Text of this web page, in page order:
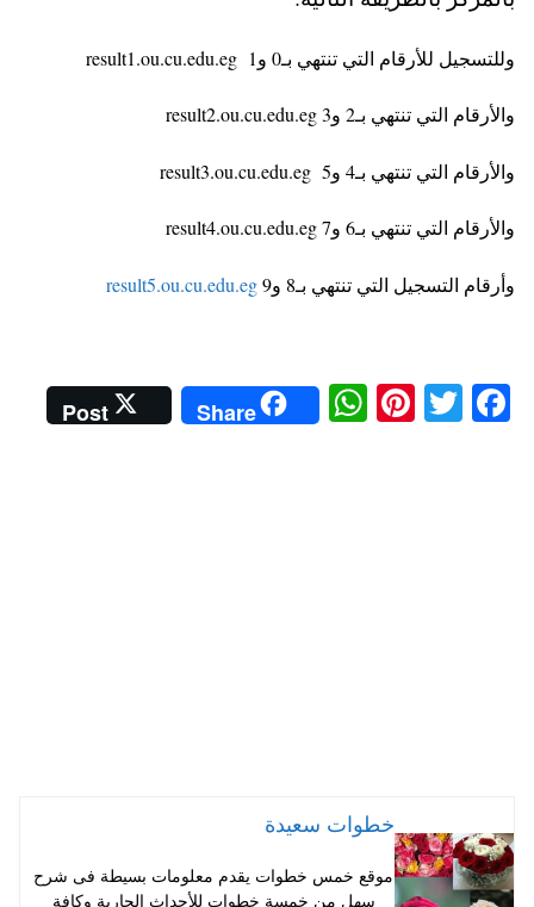
وللتسجيل للأرقام التي تنتهي بـ0 و1 result1.ou.cu.edu.eg
والأرقام التي تنتهي بـ2 و3 result2.ou.cu.edu.eg
والأرقام التي تنتهي بـ4 و5 result3.ou.cu.edu.eg
والأرقام التي تنتهي بـ6 و7 result4.ou.cu.edu.eg
وأرقام التسجيل التي تنتهي بـ8 و9 result5.ou.cu.edu.eg
Fa
T
Pi
W
ha
Share
Post
خطوات سعيدة
موقع خمس خطوات يقدم معلومات بسيطة فى شرح
سهل من خمسة خطوات للأحداث الجارية وكافة